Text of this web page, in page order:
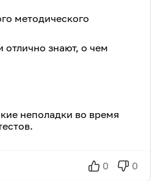
методического
отлично знают, о чем
неполадки во время
0 0